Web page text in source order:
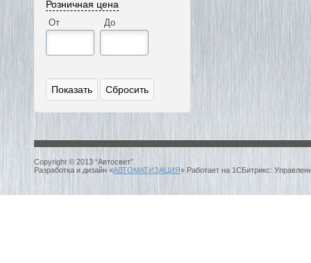
Розничная цена
От До
Copyright © 2013 “Автосвет”.
Разработка и дизайн «АВТОМАТИЗАЦИЯ» Работает на 1СБитрикс: